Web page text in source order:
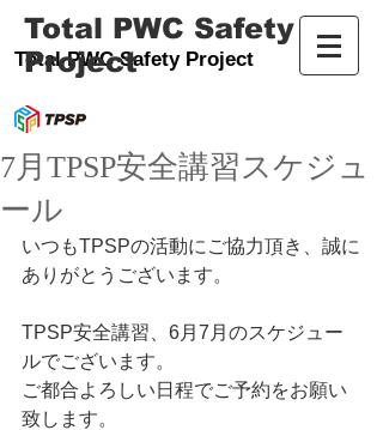
Total PWC Safety Project
Total PWC Safety
Project
7月TPSP安全講習スケジュ
ール
いつもTPSPの活動にご協力頂き、誠に
ありがとうございます。
TPSP安全講習、6月7月のスケジュー
ルでございます。
ご都合よろしい日程でご予約をお願い
致します。